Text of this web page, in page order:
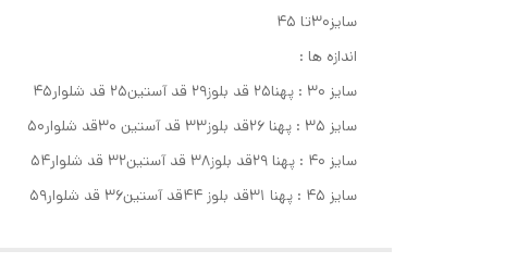
سایز۳۰تا ۴۵
اندازه ها :
سایز ۳۰ : پهنا۲۵ قد بلوز۲۹ قد آستین۲۵ قد شلوار۴۵
سایز ۳۵ : پهنا ۲۶قد بلوز۳۳ قد آستین ۳۰قد شلوار۵۰
سایز ۴۰ : پهنا ۲۹قد بلوز۳۸ قد آستین۳۲ قد شلوار۵۴
سایز ۴۵ : پهنا ۳۱قد بلوز ۴۴قد آستین۳۶ قد شلوار۵۹